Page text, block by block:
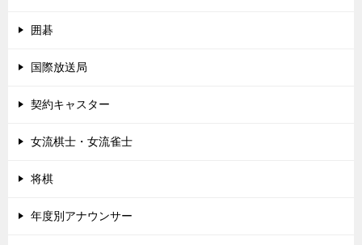
囲碁
国際放送局
契約キャスター
女流棋士・女流雀士
将棋
年度別アナウンサー